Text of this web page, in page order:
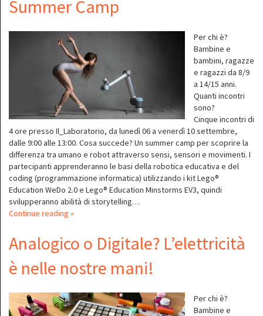
Summer Camp
Per chi è?
Bambine e
bambini, ragazze
e ragazzi da 8/9
a 14/15 anni.
Quanti incontri
sono?
Cinque incontri di
4 ore presso Il_Laboratorio, da lunedì 06 a venerdì 10 settembre,
dalle 9:00 alle 13:00. Cosa succede? Un summer camp per scoprire la
differenza tra umano e robot attraverso sensi, sensori e movimenti. I
partecipanti apprenderanno le basi della robotica educativa e del
coding (programmazione informatica) utilizzando i kit Lego®
Education WeDo 2.0 e Lego® Education Minstorms EV3, quindi
svilupperanno abilità di storytelling…
Continue reading »
Analogico o Digitale? L’elettricità
è nelle nostre mani!
Per chi è?
Bambine e